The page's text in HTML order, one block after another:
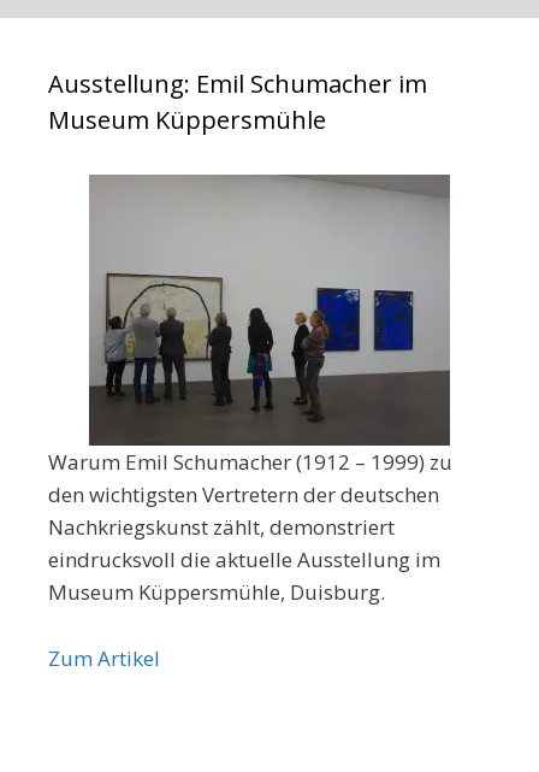
Ausstellung: Emil Schumacher im
Museum Küppersmühle
Warum Emil Schumacher (1912 – 1999) zu
den wichtigsten Vertretern der deutschen
Nachkriegskunst zählt, demonstriert
eindrucksvoll die aktuelle Ausstellung im
Museum Küppersmühle, Duisburg.
Zum Artikel